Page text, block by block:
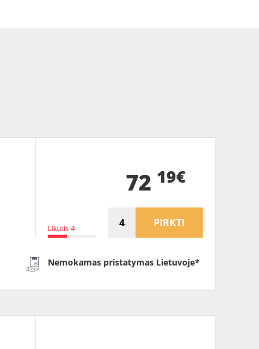
Likutis 4
72 19€
PIRKTI
Nemokamas pristatymas Lietuvoje*